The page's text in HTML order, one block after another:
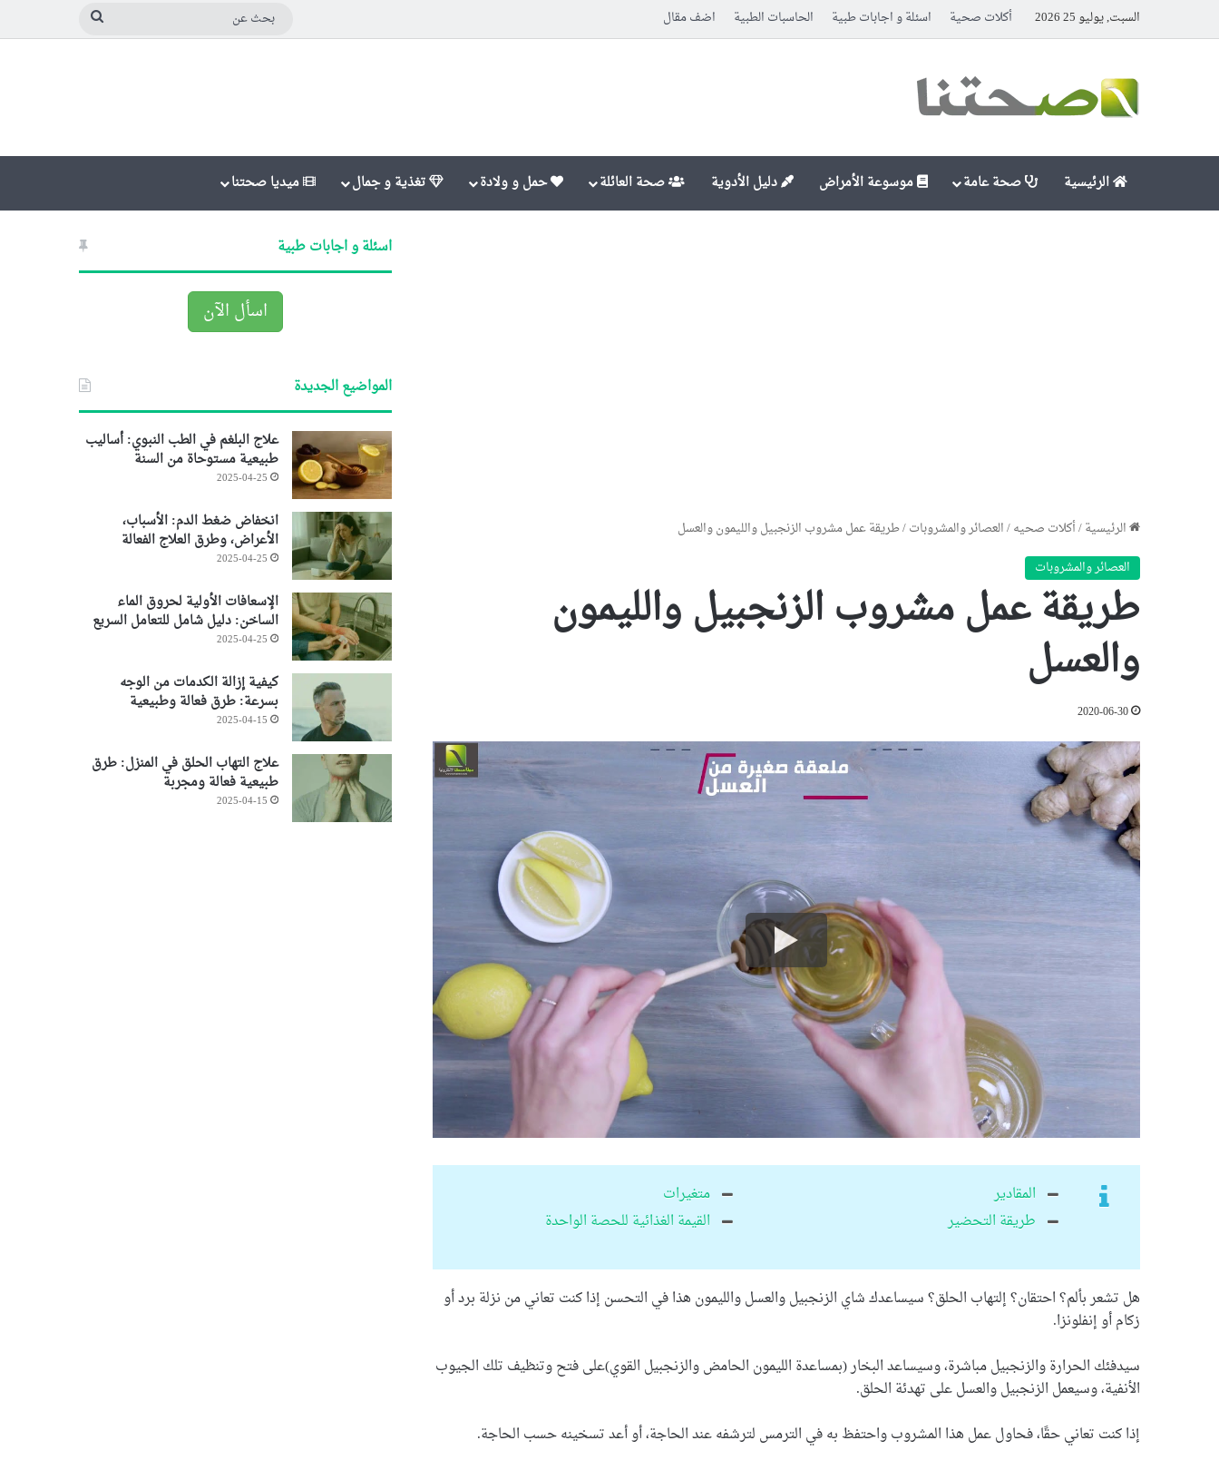
السبت, يوليو 25 2026 أكلات صحية اسئلة و اجابات طبية الحاسبات الطبية اضف مقال
الرئيسية صحة عامة موسوعة الأمراض دليل الأدوية صحة العائلة حمل و ولادة تغذية و جمال ميديا صحتنا
الرئيسية/أكلات صحيه/العصائر والمشروبات/طريقة عمل مشروب الزنجبيل والليمون والعسل
العصائر والمشروبات
طريقة عمل مشروب الزنجبيل والليمون
والعسل
2020-06-30
المقادير
طريقة التحضير
متغيرات
القيمة الغذائية للحصة الواحدة
هل تشعر بألم؟ احتقان؟ إلتهاب الحلق؟ سيساعدك شاي الزنجبيل والعسل والليمون هذا في التحسن إذا كنت تعاني من نزلة برد أو
زكام أو إنفلونزا.
سيدفئك الحرارة والزنجبيل مباشرة، وسيساعد البخار (بمساعدة الليمون الحامض والزنجبيل القوي)على فتح وتنظيف تلك الجيوب
الأنفية، وسيعمل الزنجبيل والعسل على تهدئة الحلق.
إذا كنت تعاني حقًا، فحاول عمل هذا المشروب واحتفظ به في الترمس لترشفه عند الحاجة، أو أعد تسخينه حسب الحاجة.
اسئلة و اجابات طبية
اسأل الآن
المواضيع الجديدة
علاج البلغم في الطب النبوي: أساليب
طبيعية مستوحاة من السنة
2025-04-25
انخفاض ضغط الدم: الأسباب،
الأعراض، وطرق العلاج الفعالة
2025-04-25
الإسعافات الأولية لحروق الماء
الساخن: دليل شامل للتعامل السريع
2025-04-25
كيفية إزالة الكدمات من الوجه
بسرعة: طرق فعالة وطبيعية
2025-04-15
علاج التهاب الحلق في المنزل: طرق
طبيعية فعالة ومجربة
2025-04-15